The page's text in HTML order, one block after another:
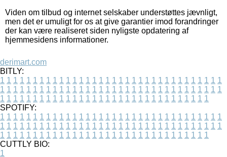
Viden om tilbud og internet selskaber understøttes jævnligt,
men det er umuligt for os at give garantier imod forandringer
der kan være realiseret siden nyligste opdatering af
hjemmesidens informationer.
derimart.com
BITLY:
1 1 1 1 1 1 1 1 1 1 1 1 1 1 1 1 1 1 1 1 1 1 1 1 1 1 1 1 1 1 1 1 1 1
1 1 1 1 1 1 1 1 1 1 1 1 1 1 1 1 1 1 1 1 1 1 1 1 1 1 1 1 1 1 1 1 1 1
1 1 1 1 1 1 1 1 1 1 1 1 1 1 1 1 1 1 1 1 1 1 1 1 1 1 1 1 1 1 1 1
SPOTIFY:
1 1 1 1 1 1 1 1 1 1 1 1 1 1 1 1 1 1 1 1 1 1 1 1 1 1 1 1 1 1 1 1 1 1
1 1 1 1 1 1 1 1 1 1 1 1 1 1 1 1 1 1 1 1 1 1 1 1 1 1 1 1 1 1 1 1 1 1
1 1 1 1 1 1 1 1 1 1 1 1 1 1 1 1 1 1 1 1 1 1 1 1 1 1 1 1 1 1 1 1
CUTTLY BIO:
1